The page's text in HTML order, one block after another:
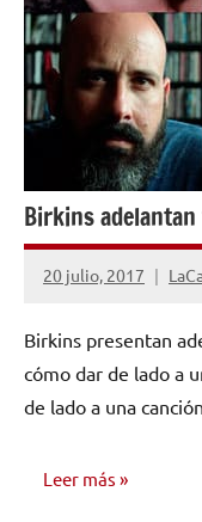
Birkins
20 julio, 2017
No
comentarios
Birkins presentan
cómo dar de lado a
de lado a una
Leer más